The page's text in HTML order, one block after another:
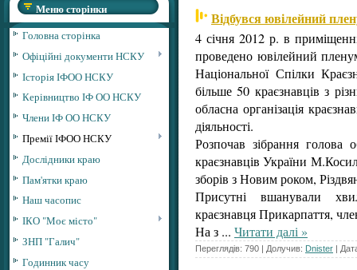
Меню сторінки
Головна сторінка
Офіційні документи НСКУ
Історія ІФОО НСКУ
Керівництво ІФ ОО НСКУ
Члени ІФ ОО НСКУ
Премії ІФОО НСКУ
Дослідники краю
Пам'ятки краю
Наш часопис
ІКО "Моє місто"
ЗНП "Галич"
Годинник часу
Відбувся ювілейний
4 січня 2012 р. в
проведено ювілейний пленум
Національної Спілки
більше 50 краєзнавців з
обласна організація
діяльності.
Розпочав зібрання голова
краєзнавців України
зборів з Новим роком,
Присутні вшанували
краєзнавця Прикарпаття,
На з ... Читати далі »
Переглядів: 790 | Долучив: Dnister |